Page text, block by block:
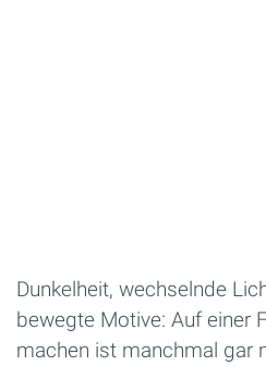
Dunkelheit, wechselnde
bewegte Motive: Auf einer
machen ist manchmal gar